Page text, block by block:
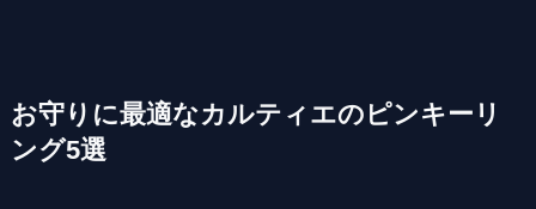
お守りに最適なカルティエのピンキーリ
ング5選